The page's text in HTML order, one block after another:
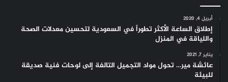
أبريل 4, 2020
إطلاق الساعة الأكثر تطوراً في السعودية لتحسين معدلات الصحة
واللياقة في المنزل
يناير 7, 2021
عائشة مير… تحول مواد التجميل التالفة إلى لوحات فنية صديقة
للبيئة